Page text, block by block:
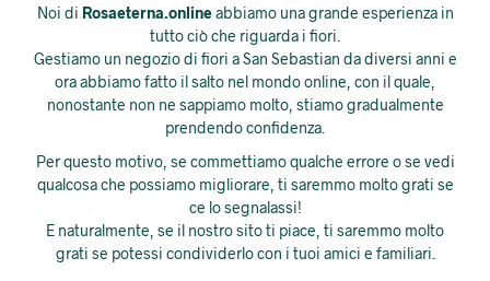
Noi di Rosaeterna.onlineabbiamo una grande esperienza in
tutto ciò che riguarda i fiori.
Gestiamo un negozio di fiori a San Sebastian da diversi anni e
ora abbiamo fatto il salto nel mondo online, con il quale,
nonostante non ne sappiamo molto, stiamo gradualmente
prendendo confidenza.
Per questo motivo, se commettiamo qualche errore o se vedi
qualcosa che possiamo migliorare, ti saremmo molto grati se
ce lo segnalassi!
E naturalmente, se il nostro sito ti piace, ti saremmo molto
grati se potessi condividerlo con i tuoi amici e familiari.